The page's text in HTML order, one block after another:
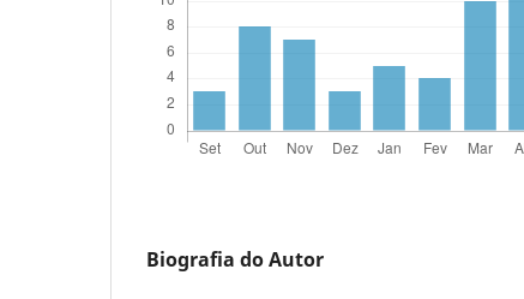
Biografia do Autor